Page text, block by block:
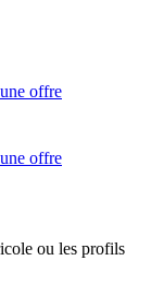
offre
offre
ou les profils